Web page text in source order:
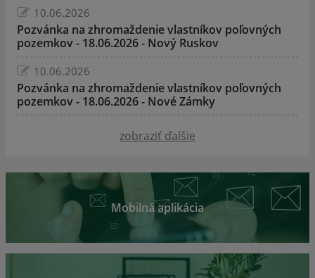
10.06.2026
Pozvánka na zhromaždenie vlastníkov poľovných
pozemkov - 18.06.2026 - Nový Ruskov
10.06.2026
Pozvánka na zhromaždenie vlastníkov poľovných
pozemkov - 18.06.2026 - Nové Zámky
zobraziť ďalšie
Mobilná aplikácia